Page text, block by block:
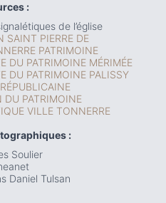
:
de l’église
SAINT PIERRE DE
PATRIMOINE
DU PATRIMOINE MÉRIMÉE
DU PATRIMOINE PALISSY
DU PATRIMOINE
VILLE TONNERRE
:
Soulier
Daniel Tulsan